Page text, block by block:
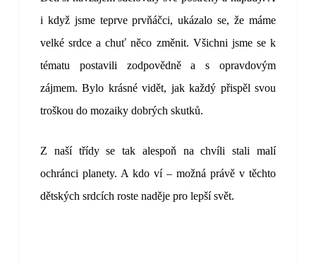
i když jsme teprve prvňáčci, ukázalo se, že máme
velké srdce a chuť něco změnit. Všichni jsme se k
tématu postavili zodpovědně a s opravdovým
zájmem. Bylo krásné vidět, jak každý přispěl svou
troškou do mozaiky dobrých skutků.
Z naší třídy se tak alespoň na chvíli stali malí
ochránci planety. A kdo ví – možná právě v těchto
dětských srdcích roste naděje pro lepší svět.